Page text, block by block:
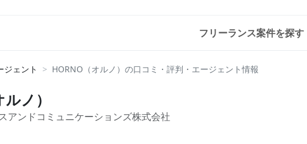
フリーランス案件を探す
ジェント HORNO（オルノ）の口コミ・評判・エージェント情報
ノ）
アンドコミュニケーションズ株式会社